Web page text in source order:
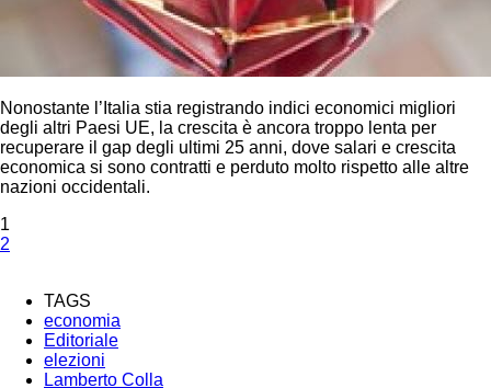
Nonostante l’Italia stia registrando indici economici migliori
degli altri Paesi UE, la crescita è ancora troppo lenta per
recuperare il gap degli ultimi 25 anni, dove salari e crescita
economica si sono contratti e perduto molto rispetto alle altre
nazioni occidentali.
1
2
TAGS
economia
Editoriale
elezioni
Lamberto Colla